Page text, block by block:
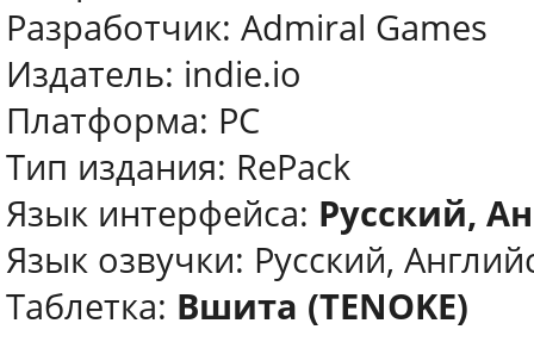
Разработчик: Admiral Games
Издатель: indie.io
Платформа: PC
Тип издания: RePack
Язык интерфейса: Русский,
Язык озвучки: Русский,
Таблетка: Вшита (TENOKE)